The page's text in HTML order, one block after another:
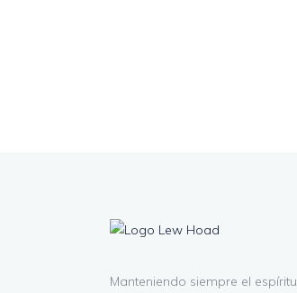
Manteniendo siempre el espíritu